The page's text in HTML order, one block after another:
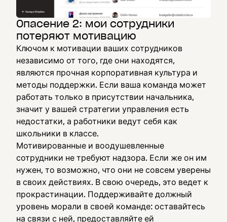
Опасение 2: мои сотрудники
потеряют мотивацию
Ключом к мотивации ваших сотрудников
независимо от того, где они находятся,
являются прочная корпоративная культура и
методы поддержки. Если ваша команда может
работать только в присутствии начальника,
значит у вашей стратегии управления есть
недостатки, а работники ведут себя как
школьники в классе.
Мотивированные и воодушевленные
сотрудники не требуют надзора. Если же он им
нужен, то возможно, что они не совсем уверены
в своих действиях. В свою очередь, это ведет к
прокрастинации. Поддерживайте должный
уровень морали в своей команде: оставайтесь
на связи с ней, предоставляйте ей